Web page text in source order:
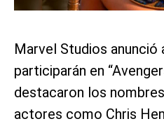
Marvel Studios
participarán en
destacaron los
actores como Chris